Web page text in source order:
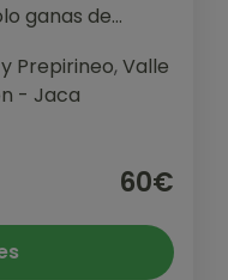
ganas de
Prepirineo,Valle
- Jaca
60€